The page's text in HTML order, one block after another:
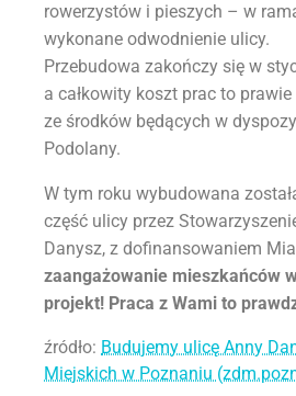
rowerzystów i pieszych – w
wykonane odwodnienie ulicy.
Przebudowa zakończy się w
a całkowity koszt prac to
ze środków będących w
Podolany.
W tym roku wybudowana
część ulicy przez
Danysz, z dofinansowaniem
zaangażowanie mieszkańców
projekt! Praca z Wami to
źródło: Budujemy ulicę Anny
Miejskich w Poznaniu